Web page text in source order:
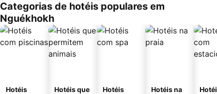
Categorias de hotéis populares em
Nguékhokh
Hotéis
Hotéis que
Hotéis
Hotéis na